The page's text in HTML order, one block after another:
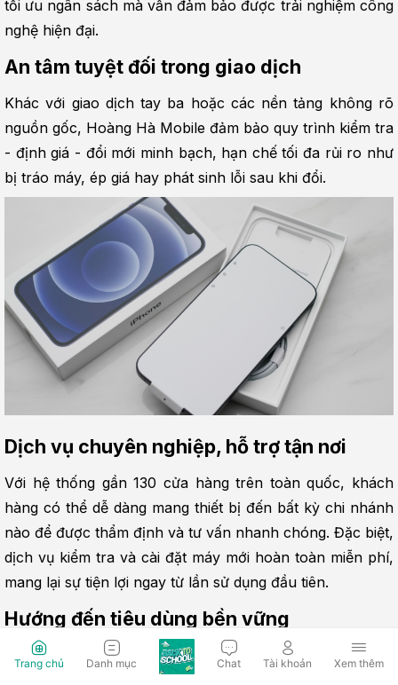
tối ưu ngân sách mà vẫn đảm bảo được trải nghiệm công
nghệ hiện đại.
An tâm tuyệt đối trong giao dịch
Khác với giao dịch tay ba hoặc các nền tảng không rõ
nguồn gốc, Hoàng Hà Mobile đảm bảo quy trình kiểm tra
- định giá - đổi mới minh bạch, hạn chế tối đa rủi ro như
bị tráo máy, ép giá hay phát sinh lỗi sau khi đổi.
Dịch vụ chuyên nghiệp, hỗ trợ tận nơi
Với hệ thống gần 130 cửa hàng trên toàn quốc, khách
hàng có thể dễ dàng mang thiết bị đến bất kỳ chi nhánh
nào để được thẩm định và tư vấn nhanh chóng. Đặc biệt,
dịch vụ kiểm tra và cài đặt máy mới hoàn toàn miễn phí,
mang lại sự tiện lợi ngay từ lần sử dụng đầu tiên.
Hướng đến tiêu dùng bền vững
Ngoài lợi ích tài chính, chương trình này còn góp phần
giảm thiểu rác thải điện tử và thúc đẩy vòng đời sử dụng
Trang chủ Danh mục Chat Tài khoản Xem thêm